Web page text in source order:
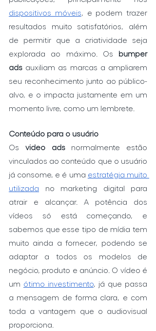
dispositivos móveis, e podem trazer
resultados muito satisfatórios, além
de permitir que a criatividade seja
explorada ao máximo. Os bumper
ads auxiliam as marcas a ampliarem
seu reconhecimento junto ao público-
alvo, e o impacta justamente em um
momento livre, como um lembrete.
Conteúdo para o usuário
Os video ads normalmente estão
vinculados ao conteúdo que o usuário
já consome, e é uma estratégia muito
utilizada no marketing digital para
atrair e alcançar. A potência dos
vídeos só está começando, e
sabemos que esse tipo de mídia tem
muito ainda a fornecer, podendo se
adaptar a todos os modelos de
negócio, produto e anúncio. O vídeo é
um ótimo investimento, já que passa
a mensagem de forma clara, e com
toda a vantagem que o audiovisual
proporciona.